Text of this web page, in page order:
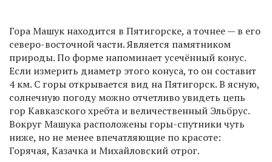
Гора Машук находится в Пятигорске, а точнее — в его
северо-восточной части. Является памятником
природы. По форме напоминает усечённый конус.
Если измерить диаметр этого конуса, то он составит
4 км. С горы открывается вид на Пятигорск. В ясную,
солнечную погоду можно отчетливо увидеть цепь
гор Кавказского хребта и величественный Эльбрус.
Вокруг Машука расположены горы-спутники чуть
ниже, но не менее впечатляющие по красоте:
Горячая, Казачка и Михайловский отрог.